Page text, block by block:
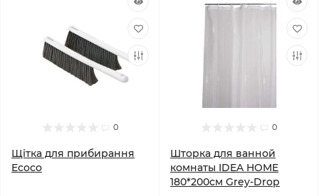
0
Щітка для прибирання
Ecoco
0
Шторка для ванной
комнаты IDEA HOME
180*200см Grey-Drop